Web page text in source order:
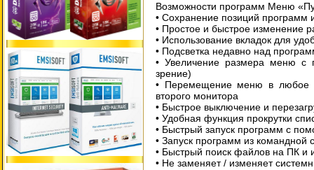
Возможности программ Меню
• Сохранение позиций программ
• Простое и быстрое изменение
• Использование вкладок для
• Подсветка недавно над
• Увеличение размера меню с
зрение)
• Перемещение меню в любое
второго монитора
• Быстрое выключение и
• Удобная функция прокрутки
• Быстрый запуск программ с
• Запуск программ из командной
• Быстрый поиск файлов на ПК и
• Не заменяет / изменяет